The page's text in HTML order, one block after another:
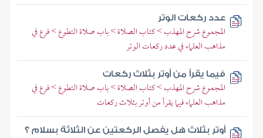
عدد ركعات الوتر
المجموع شرح المهذب > كتاب الصلاة > باب صلاة التطوع > فرع في
مذاهب العلماء في عدد ركعات الوتر
فيما يقرأ من أوتر بثلاث ركعات
المجموع شرح المهذب > كتاب الصلاة > باب صلاة التطوع > فرع في
مذاهب العلماء فيما يقرأ من أوتر بثلاث ركعات
أوتر بثلاث هل يفصل الركعتين عن الثلاثة بسلام ؟